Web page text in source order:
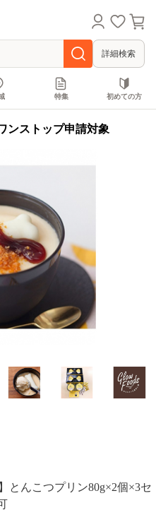
詳細検索
特集 初めての方
ンストップ申請対象
とんこつプリン80g×2個×3セ